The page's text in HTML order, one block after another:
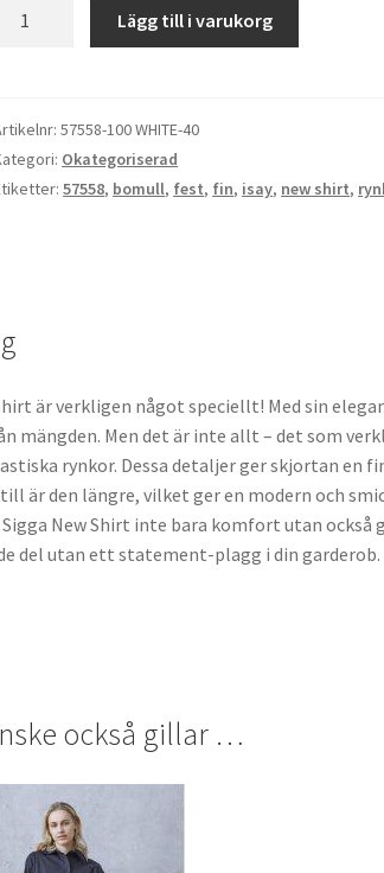
Lägg till i varukorg
57558-100 WHITE-40
Okategoriserad
57558, bomull, fest, fin, isay, new shirt,
är verkligen något speciellt! Med sin
mängden. Men det är inte allt – det som
rynkor. Dessa detaljer ger skjortan en
är den längre, vilket ger en modern och
New Shirt inte bara komfort utan
del utan ett statement-plagg i din garderob.
också gillar …